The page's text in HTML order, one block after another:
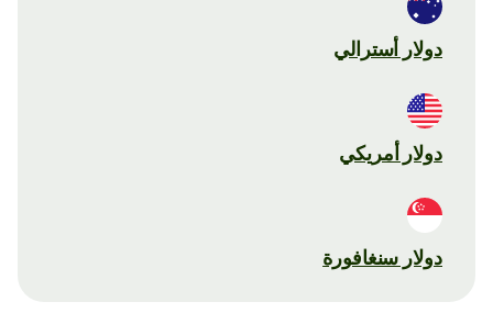
دولار أسترالي
دولار أمريكي
دولار سنغافورة